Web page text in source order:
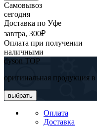
Самовывоз
сегодня
Доставка по Уфе
завтра, 300₽
Оплата при получении
наличными
dyson TOP
оригинальная продукция
выбрать
Оплата
Доставка